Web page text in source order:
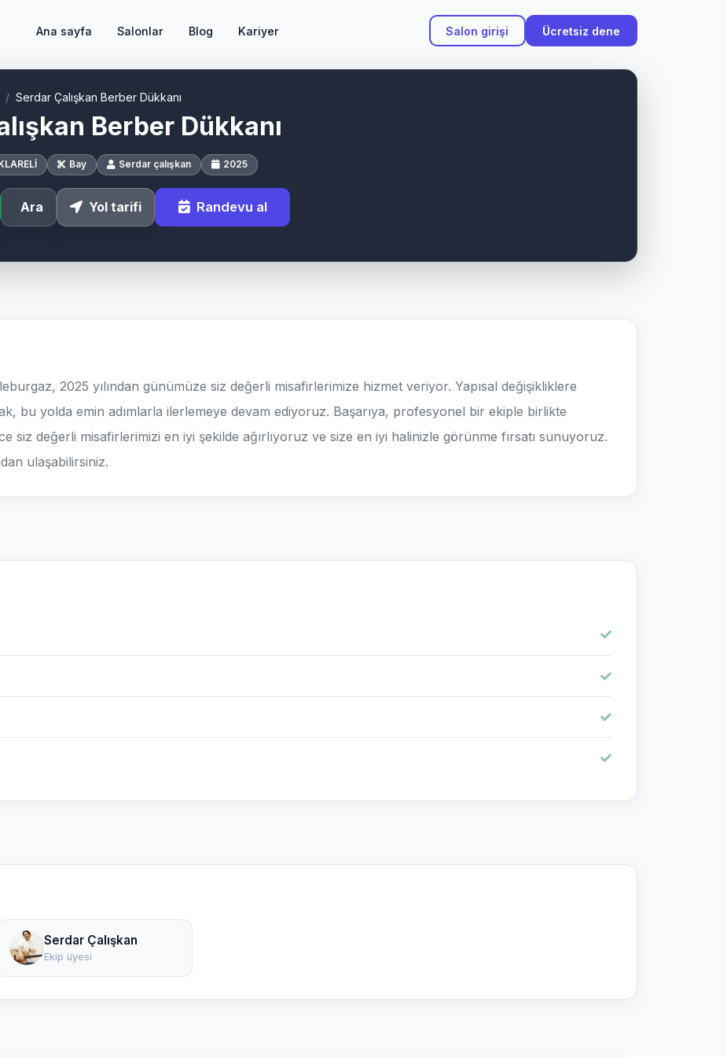
Ana sayfa Salonlar Blog Kariyer Salon girişi Ücretsiz dene
Serdar Çalışkan Berber Dükkanı
Berber Dükkanı
Bay Serdar çalışkan 2025
Ara Yol tarifi Randevu al
2025 yılından günümüze siz değerli misafirlerimize hizmet veriyor. Yapısal değişikliklere
bu yolda emin adımlarla ilerlemeye devam ediyoruz. Başarıya, profesyonel bir ekiple birlikte
siz değerli misafirlerimizi en iyi şekilde ağırlıyoruz ve size en iyi halinizle görünme fırsatı sunuyoruz.
ulaşabilirsiniz.
Serdar Çalışkan
Ekip üyesi